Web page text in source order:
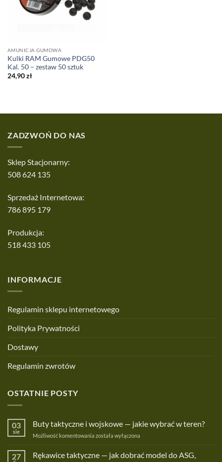
AMUNICJA GUMOWA
Kulki RAM Gumowe PDG50
Kal. 50 – zestaw 50 sztuk
24,90zł
ZADZWOŃ DO NAS
Sklep Stacjonarny:
508 624 135
Sprzedaż Internetowa:
786 895 179
Produkcja:
518 433 105
INFORMACJE
Regulamin sklepu internetowego
Polityka Prywatności
Dostawy
Regulamin zwrotów
OSTATNIE POSTY
03
sie
Buty taktyczne i wojskowe — jakie wybrać w teren?
Możliwość komentowania Buty
wojskowe
została wyłączona
27
Rękawice taktyczne — jak dobrać model do ASG,